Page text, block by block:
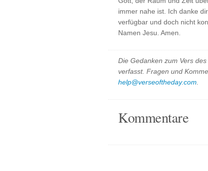
immer nahe ist. Ich danke
verfügbar und doch nicht
Namen Jesu. Amen.
Die Gedanken zum Vers
verfasst. Fragen und
help@verseoftheday.com
Kommentare